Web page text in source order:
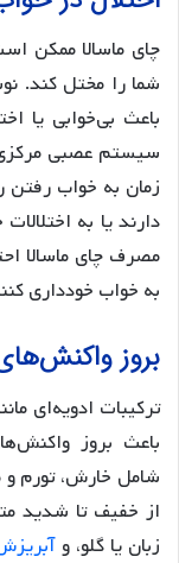
چای ماسالا ممکن
شما را مختل کند.
باعث بی‌خوابی یا
سیستم عصبی
زمان به خواب رفتن
دارند یا به
مصرف چای ماسالا
به خواب خودداری
بروز
ترکیبات ادویه‌ای
باعث بروز
شامل خارش، تورم و
از خفیف تا شدید
زبان یا گلو، و